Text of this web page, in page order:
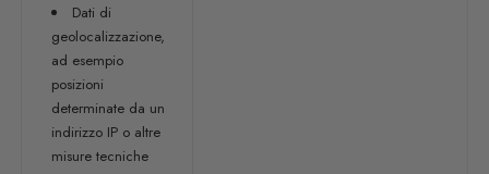
Dati di
geolocalizzazione,
ad esempio
posizioni
determinate da un
indirizzo IP o altre
misure tecniche